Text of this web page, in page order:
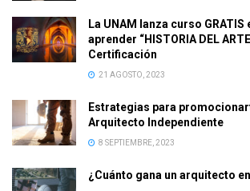
La UNAM lanza curso GRATIS
aprender “HISTORIA DEL
Certificación
21 AGOSTO, 2023
Estrategias para
Arquitecto Independiente
8 SEPTIEMBRE, 2023
¿Cuánto gana un arquitecto